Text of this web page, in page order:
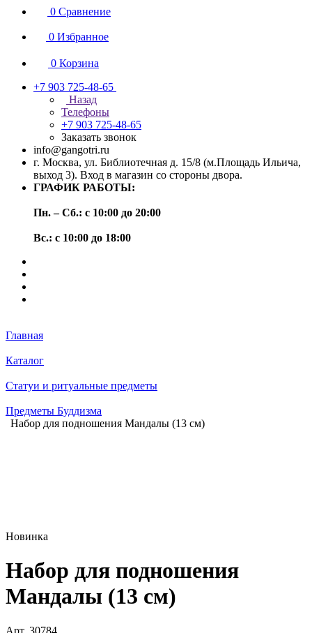
0 Сравнение
0 Избранное
0 Корзина
+7 903 725-48-65
Назад
Телефоны
+7 903 725-48-65
Заказать звонок
info@gangotri.ru
г. Москва, ул. Библиотечная д. 15/8 (м.Площадь Ильича,
выход 3). Вход в магазин со стороны двора.
ГРАФИК РАБОТЫ:
Пн. – Сб.: с 10:00 до 20:00
Вс.: с 10:00 до 18:00
Главная
Каталог
Статуи и ритуальные предметы
Предметы Буддизма
Набор для подношения Мандалы (13 см)
Новинка
Набор для подношения
Мандалы (13 см)
Арт. 30784